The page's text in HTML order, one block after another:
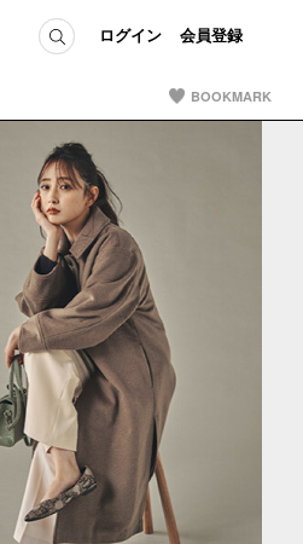
ログイン 会員登録
BOOKMARK